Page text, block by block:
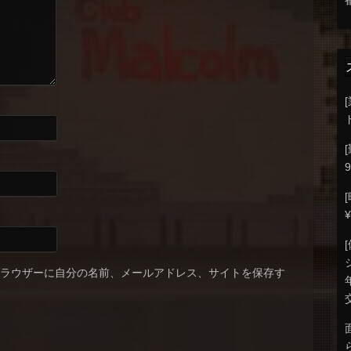
ウザーに自分の名前、メールアドレス、サイトを保存す
[
[
[
[